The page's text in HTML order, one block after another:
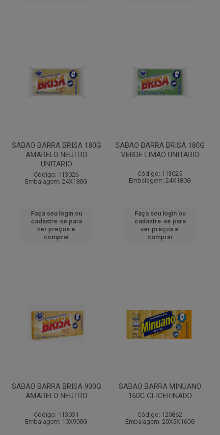
SABAO BARRA BRISA 180G
AMARELO NEUTRO
UNITARIO
Código: 113026
Embalagem: 24X180G
Faça seu login ou
cadastre-se para
ver preços e
comprar
SABAO BARRA BRISA 180G
VERDE LIMAO UNITARIO
Código: 113025
Embalagem: 24X180G
Faça seu login ou
cadastre-se para
ver preços e
comprar
SABAO BARRA BRISA 900G
AMARELO NEUTRO
Código: 113031
Embalagem: 10X900G
SABAO BARRA MINUANO
160G GLICERINADO
Código: 120862
Embalagem: 20X5X160G